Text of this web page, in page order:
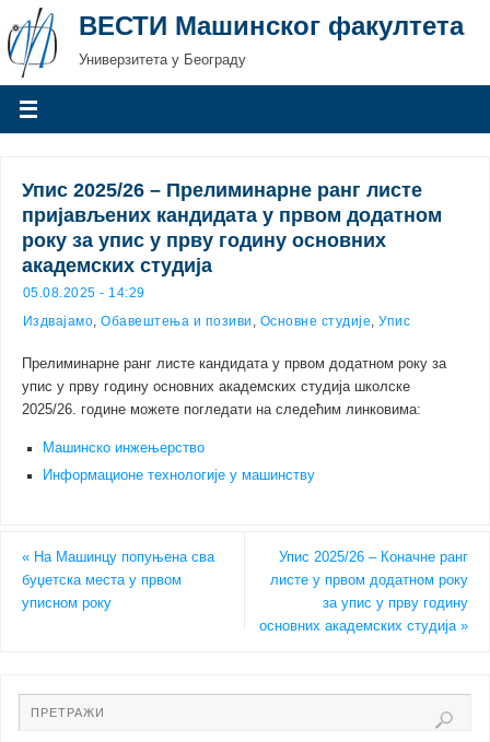
ВЕСТИ Машинског факултета
Универзитета у Београду
Упис 2025/26 – Прелиминарне ранг листе
пријављених кандидата у првом додатном
року за упис у прву годину основних
академских студија
05.08.2025 - 14:29
Издвајамо,Обавештења и позиви , Основне студије,Упис
Прелиминарне ранг листе кандидата у првом додатном року за
упис у прву годину основних академских студија школске
2025/26. године можете погледати на следећим линковима:
Машинско инжењерство
Информационе технологије у машинству
«На Машинцу попуњена сва
буџетска места у првом
уписном року
Упис 2025/26 – Коначне ранг
листе у првом додатном року
за упис у прву годину
основних академских студија»